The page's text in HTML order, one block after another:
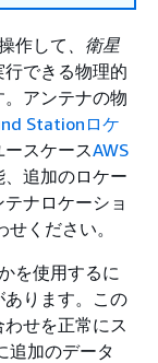
作して 、 衛星
できる物理的
アンテナの物
Stationロケ
スケースAWS
追加のロケー
ナロケーショ
ください。
を使用するに
ります。この
せを正常にス
追加のデータ